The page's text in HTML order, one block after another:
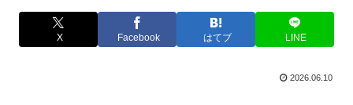
X Facebook はてブ LINE
2026.06.10